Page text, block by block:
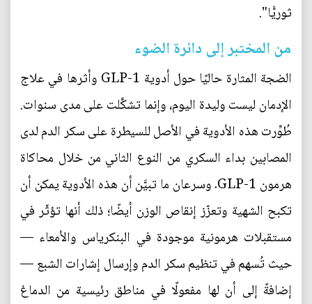
ثوريًّا".
من المختبر إلى دائرة الضوء
الضجة المثارة حاليًا حول أدوية GLP-1 وأثرها في علاج
الإدمان ليست وليدة اليوم، وإنما تشكَّلت على مدى سنوات.
طُوِّرت هذه الأدوية في الأصل للسيطرة على سكر الدم لدى
المصابين بداء السكري من النوع الثاني من خلال محاكاة
هرمون GLP-1. وسرعان ما تبيَّن أن هذه الأدوية يمكن أن
تكبح الشهية وتعزّز إنقاص الوزن أيضًا؛ ذلك أنها تؤثّر في
مستقبلات هرمونية موجودة في البنكرياس والأمعاء —
حيث تُسهم في تنظيم سكر الدم وإرسال إشارات الشبع —
إضافةً إلى أن لها مفعولًا في مناطق رئيسية من الدماغ